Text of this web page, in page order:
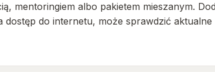
mentoringiem albo pakietem mieszanym.
do internetu, może sprawdzić